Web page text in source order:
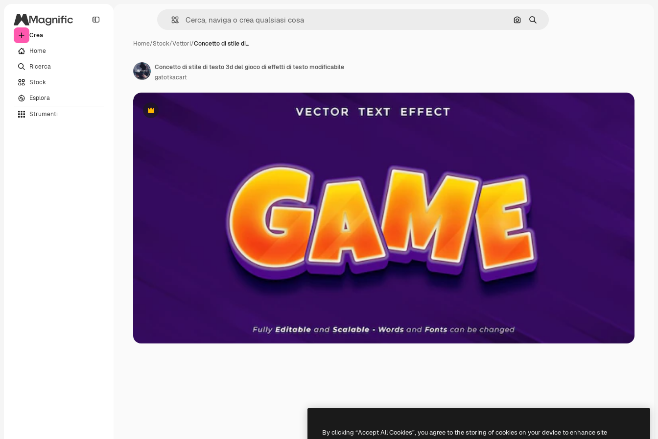
Crea
Home
Ricerca
Stock
Esplora
Strumenti
Cerca per immagine
Ricerca
Home/Stock/Vettori/Concetto di stile di…
Premium
Concetto di stile di testo 3d del gioco di effetti di testo modificabile
gatotkacart
By clicking “Accept All Cookies”, you agree to the storing of cookies on your device to enhance site